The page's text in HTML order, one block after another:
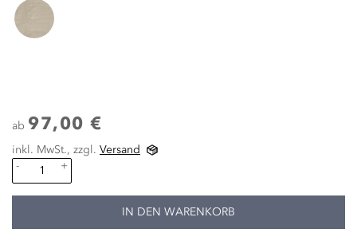
ab 97,00 €
inkl. MwSt., zzgl. Versand
-
+
IN DEN WARENKORB